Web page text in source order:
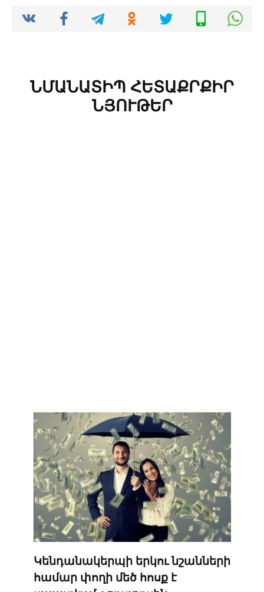
ՆՄԱՆԱՏԻՊ ՀԵՏԱՔՐՔԻՐ
ՆՅՈՒԹԵՐ
Կենդանակերպի երկու նշանների
համար փողի մեծ հոսք է